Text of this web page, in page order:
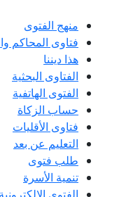
منهج الفتوى
فتاوى المحاكم
هذا ديننا
الفتاوى البحثية
الفتوى الهاتفية
حساب الزكاة
فتاوى الأقليات
التعليم عن بعد
طلب فتوى
تنمية الأسرة